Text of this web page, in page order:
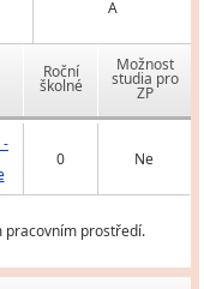
A
Roční
školné
Možnost
studia pro
ZP
-
0 Ne
pracovním prostředí.